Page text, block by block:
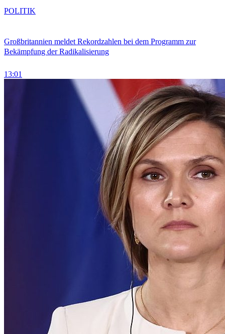
Großbritannien meldet Rekordzahlen bei dem Programm zur
Bekämpfung der Radikalisierung
13:01
POLITIK